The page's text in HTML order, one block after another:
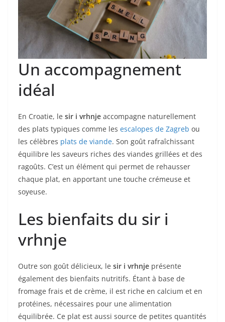
Un accompagnement
idéal
En Croatie, le sir i vrhnje accompagne naturellement
des plats typiques comme les escalopes de Zagreb ou
les célèbres plats de viande. Son goût rafraîchissant
équilibre les saveurs riches des viandes grillées et des
ragoûts. C’est un élément qui permet de rehausser
chaque plat, en apportant une touche crémeuse et
soyeuse.
Les bienfaits du sir i
vrhnje
Outre son goût délicieux, le sir i vrhnje présente
également des bienfaits nutritifs. Étant à base de
fromage frais et de crème, il est riche en calcium et en
protéines, nécessaires pour une alimentation
équilibrée. Ce plat est aussi source de petites quantités